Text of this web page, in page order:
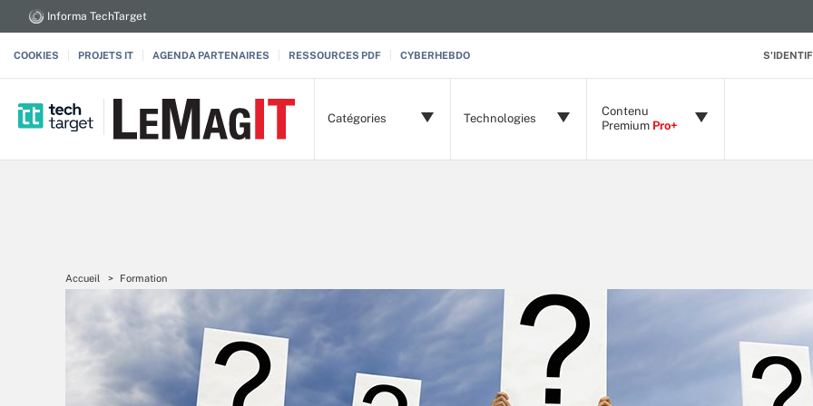
Informa TechTarget
COOKIES PROJETS IT AGENDA PARTENAIRES RESSOURCES PDF CYBERHEBDO
Catégories Technologies
Contenu
Premium Pro+
Accueil Formation